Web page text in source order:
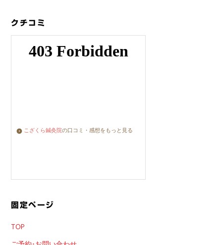
クチコミ
こざくら鍼灸院の口コミ・感想をもっと見る
固定ページ
TOP